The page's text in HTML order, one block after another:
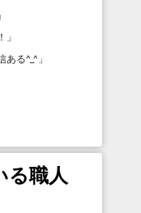
」
」
ある^_^ 」
る職人